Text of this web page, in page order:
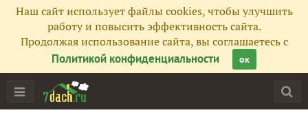
Наш сайт использует файлы cookies, чтобы улучшить
работу и повысить эффективность сайта.
Продолжая использование сайта, вы соглашаетесь с
Политикой конфиденциальности
ок